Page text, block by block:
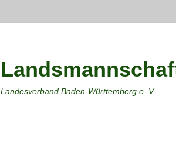
Landesverband Baden-Württemberg e. V.